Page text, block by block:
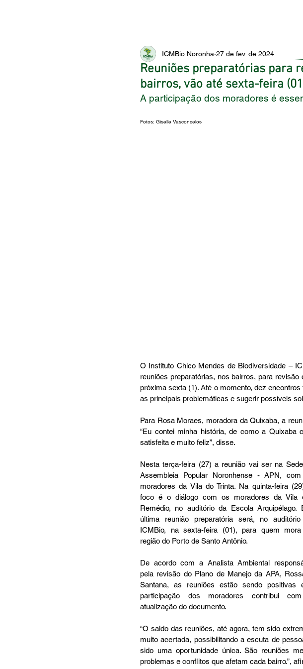
Reuniões preparatórias para
bairros, vão até sexta-feira
ICMBio Noronha 27 de fev. de 2024
A participação dos moradores é
Fotos: Giselle Vasconcelos
O Instituto Chico Mendes de Biodiversidade –
reuniões preparatórias, nos bairros, para
próxima sexta (1). Até o momento, dez
as principais problemáticas e sugerir possíveis
Para Rosa Moraes, moradora da Quixaba, a
“Eu contei minha história, de como a Quixaba
satisfeita e muito feliz”, disse.
Nesta terça-feira (27) a reunião vai ser na
Assembleia Popular Noronhense - APN,
moradores da Vila do Trinta. Na quinta-feira
foco é o diálogo com os moradores da Vila
Remédio, no auditório da Escola Arquipélago.
última reunião preparatória será, no
ICMBio, na sexta-feira (01), para quem
região do Porto de Santo Antônio.
De acordo com a Analista Ambiental
pela revisão do Plano de Manejo da APA,
Santana, as reuniões estão sendo positivas
participação dos moradores contribui
atualização do documento.
“O saldo das reuniões, até agora, tem sido
muito acertada, possibilitando a escuta de
sido uma oportunidade única. São reuniões
problemas e conflitos que afetam cada bairro.”,